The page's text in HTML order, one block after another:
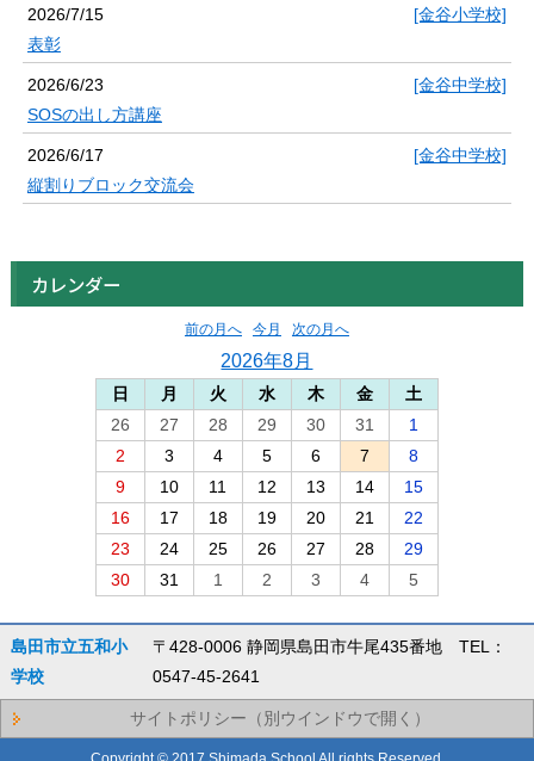
2026/7/15
[金谷小学校]
表彰
2026/6/23
[金谷中学校]
SOSの出し方講座
2026/6/17
[金谷中学校]
縦割りブロック交流会
カレンダー
前の月へ 今月 次の月へ
2026年8月
日 月 火 水 木 金
土
26
27 28 29 30 31
1
2
3 4 5 6 7
8
9
10 11 12 13 14
15
16
17 18 19 20 21
22
23
24 25 26 27 28
29
30
31 1 2 3 4 5
島田市立五和小
学校
〒428-0006 静岡県島田市牛尾435番地 TEL：
0547-45-2641
サイトポリシー（別ウインドウで開く）